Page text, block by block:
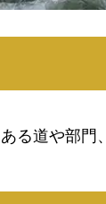
る道や部門